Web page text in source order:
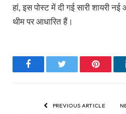
हां, इस पोस्ट में दी गई सारी शायरी
थीम पर आधारित हैं।
FacebookTwitter Pinterest
PREVIOUS ARTICLE